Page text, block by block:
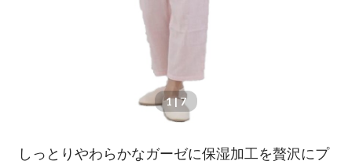
1| 7
しっとりやわらかなガーゼに保湿加工を贅沢にプ